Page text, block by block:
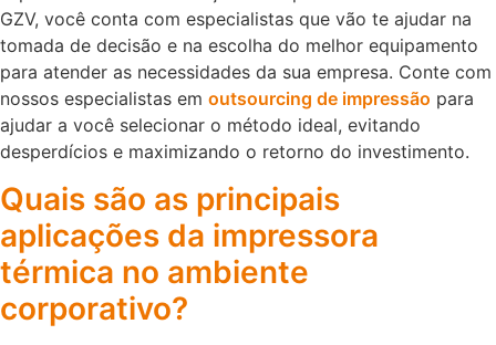
GZV, você conta com especialistas que vão te ajudar na
tomada de decisão e na escolha do melhor equipamento
para atender as necessidades da sua empresa. Conte com
nossos especialistas em outsourcing de impressão para
ajudar a você selecionar o método ideal, evitando
desperdícios e maximizando o retorno do investimento.
Quais são as principais
aplicações da impressora
térmica no ambiente
corporativo?